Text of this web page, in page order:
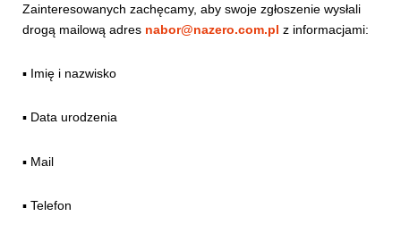
Zainteresowanych zachęcamy, aby swoje zgłoszenie wysłali
drogą mailową adres nabor@nazero.com.pl z informacjami:
▪️ Imię i nazwisko
▪️ Data urodzenia
▪️ Mail
▪️ Telefon